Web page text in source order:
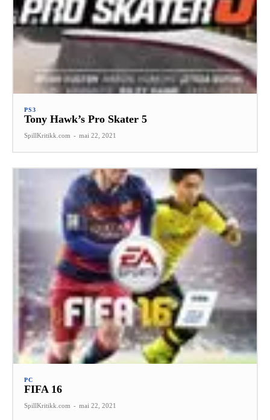
PS3
Tony Hawk’s Pro Skater 5
SpillKritikk.com - mai 22, 2021
PC
FIFA 16
SpillKritikk.com - mai 22, 2021